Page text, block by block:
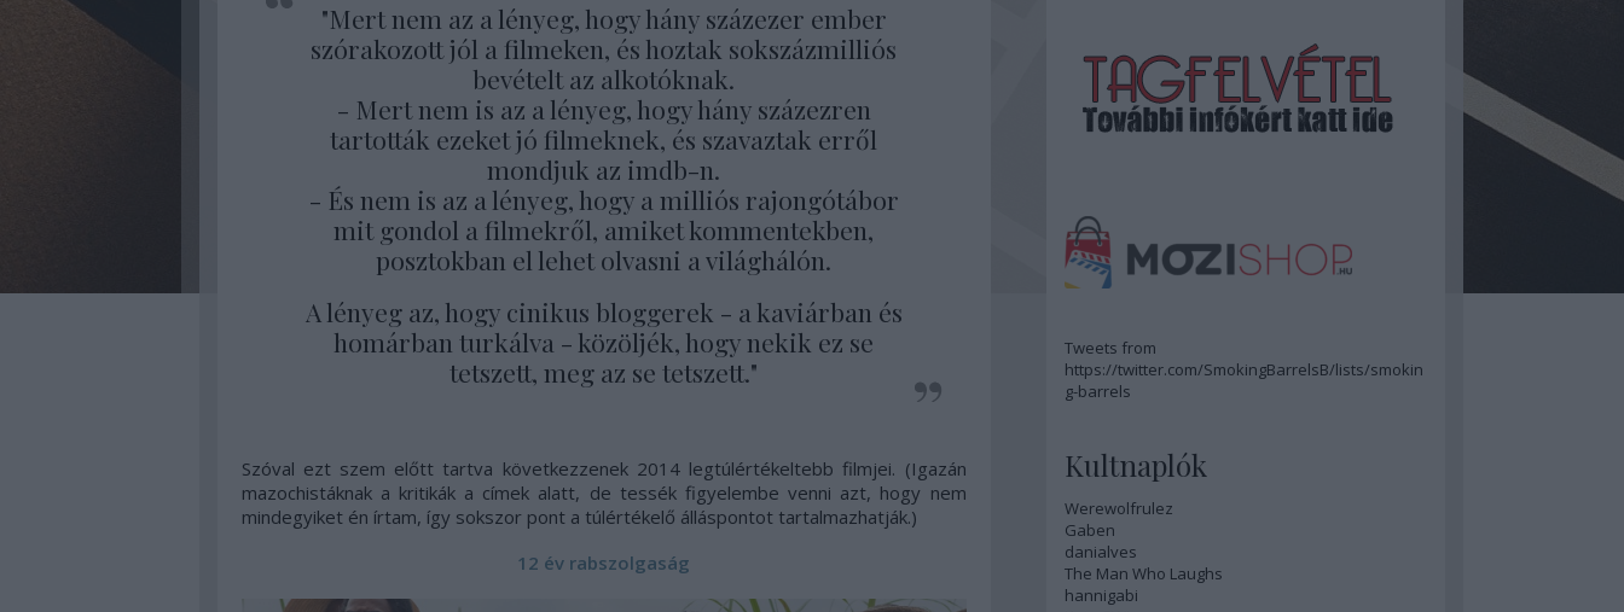
"Mert nem az a lényeg, hogy hány százezer ember
szórakozott jól a filmeken, és hoztak sokszázmilliós
bevételt az alkotóknak.
- Mert nem is az a lényeg, hogy hány százezren
tartották ezeket jó filmeknek, és szavaztak erről
mondjuk az imdb-n.
- És nem is az a lényeg, hogy a milliós rajongótábor
mit gondol a filmekről, amiket kommentekben,
posztokban el lehet olvasni a világhálón.
A lényeg az, hogy cinikus bloggerek - a kaviárban és
homárban turkálva - közöljék, hogy nekik ez se
tetszett, meg az se tetszett."
Szóval ezt szem előtt tartva következzenek 2014 legtúlértékeltebb filmjei. (Igazán
mazochistáknak a kritikák a címek alatt, de tessék figyelembe venni azt, hogy nem
mindegyiket én írtam, így sokszor pont a túlértékelő álláspontot tartalmazhatják.)
12 év rabszolgaság
Tweets from
https://twitter.com/SmokingBarrelsB/lists/smokin
g-barrels
Kultnaplók
Werewolfrulez
Gaben
danialves
The Man Who Laughs
hannigabi